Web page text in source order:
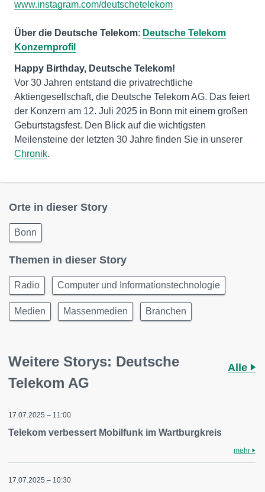
www.instagram.com/deutschetelekom
Über die Deutsche Telekom: Deutsche Telekom
Konzernprofil
Vor 30 Jahren entstand die privatrechtliche
Aktiengesellschaft, die Deutsche Telekom AG. Das feiert
der Konzern am 12. Juli 2025 in Bonn mit einem großen
Geburtstagsfest. Den Blick auf die wichtigsten
Meilensteine der letzten 30 Jahre finden Sie in unserer
Chronik.
Orte in dieser Story
Bonn
Themen in dieser Story
Radio Computer und Informationstechnologie
Medien Massenmedien Branchen
Weitere Storys: Deutsche
Telekom AG
Alle
17.07.2025 – 11:00
Telekom verbessert Mobilfunk im Wartburgkreis
mehr
17.07.2025 – 10:30